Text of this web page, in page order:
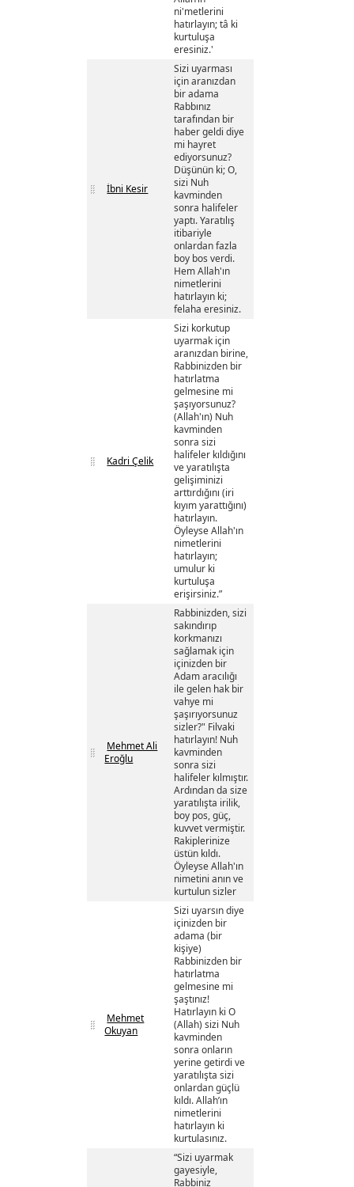
ni'metlerini
hatırlayın; tâ ki
kurtuluşa
eresiniz.'
İbni Kesir
Sizi uyarması
için aranızdan
bir adama
Rabbınız
tarafından bir
haber geldi diye
mi hayret
ediyorsunuz?
Düşünün ki; O,
sizi Nuh
kavminden
sonra halifeler
yaptı. Yaratılış
itibariyle
onlardan fazla
boy bos verdi.
Hem Allah'ın
nimetlerini
hatırlayın ki;
felaha eresiniz.
Kadri Çelik
Sizi korkutup
uyarmak için
aranızdan birine,
Rabbinizden bir
hatırlatma
gelmesine mi
şaşıyorsunuz?
(Allah'ın) Nuh
kavminden
sonra sizi
halifeler kıldığını
ve yaratılışta
gelişiminizi
arttırdığını (iri
kıyım yarattığını)
hatırlayın.
Öyleyse Allah'ın
nimetlerini
hatırlayın;
umulur ki
kurtuluşa
erişirsiniz.”
Mehmet Ali
Eroğlu
Rabbinizden, sizi
sakındırıp
korkmanızı
sağlamak için
içinizden bir
Adam aracılığı
ile gelen hak bir
vahye mi
şaşırıyorsunuz
sizler?" Filvaki
hatırlayın! Nuh
kavminden
sonra sizi
halifeler kılmıştır.
Ardından da size
yaratılışta irilik,
boy pos, güç,
kuvvet vermiştir.
Rakiplerinize
üstün kıldı.
Öyleyse Allah'ın
nimetini anın ve
kurtulun sizler
Mehmet
Okuyan
Sizi uyarsın diye
içinizden bir
adama (bir
kişiye)
Rabbinizden bir
hatırlatma
gelmesine mi
şaştınız!
Hatırlayın ki O
(Allah) sizi Nuh
kavminden
sonra onların
yerine getirdi ve
yaratılışta sizi
onlardan güçlü
kıldı. Allah’ın
nimetlerini
hatırlayın ki
kurtulasınız.
“Sizi uyarmak
gayesiyle,
Rabbiniz